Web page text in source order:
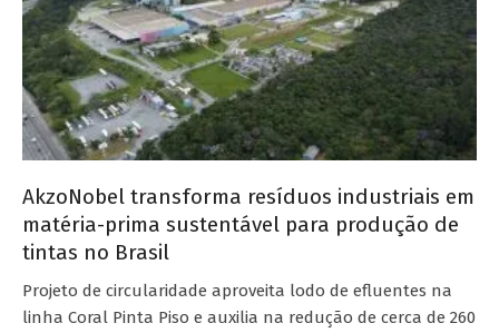
AkzoNobel transforma resíduos industriais em
matéria-prima sustentável para produção de
tintas no Brasil
Projeto de circularidade aproveita lodo de efluentes na
linha Coral Pinta Piso e auxilia na redução de cerca de 260